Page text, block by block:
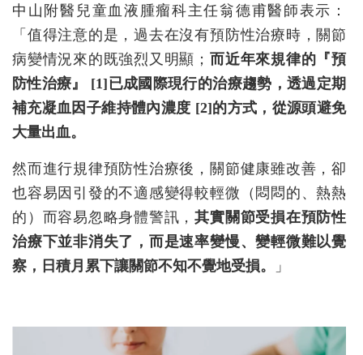
中山附醫兒童血液腫瘤科主任翁德甫醫師表示：
「值得注意的是，過去在沒有預防性治療時，關節
病變情況來的既強烈又明顯； 而近年來規律的『預
防性治療』 [1]已成國際現行的治療趨勢，透過定期
補充凝血因子維持體內濃度 [2]的方式，從源頭避免
大量出血。
然而進行規律預防性治療後，關節健康雖改善，卻
也容易因引發的不適感變得較輕微（悶悶的、熱熱
的）而容易忽略身體警訊，其實關節受損在預防性
治療下並非消失了，而是速率變慢、變輕微難以覺
察，日積月累下讓關節不知不覺地受損。
」